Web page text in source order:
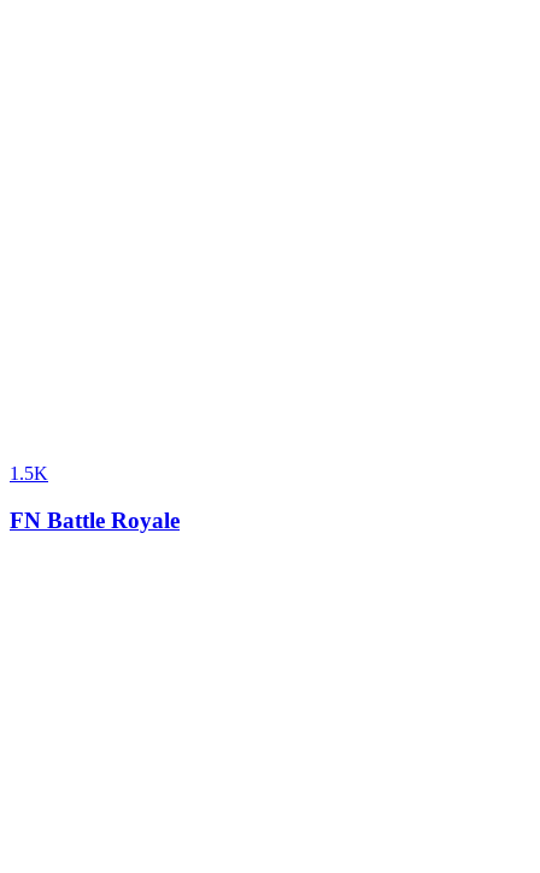
1.5K
FN Battle Royale